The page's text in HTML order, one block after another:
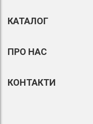
КАТАЛОГ
ПРО НАС
КОНТАКТИ